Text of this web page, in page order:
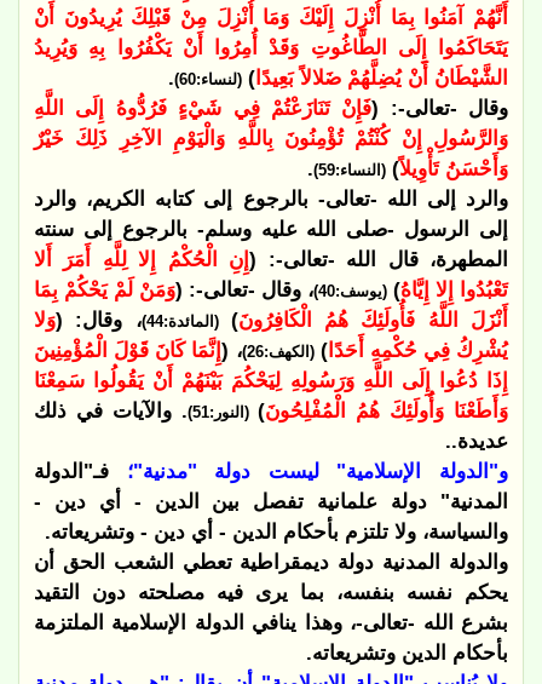
أَنَّهُمْ آمَنُوا بِمَا أُنْزِلَ إِلَيْكَ وَمَا أُنْزِلَ مِنْ قَبْلِكَ يُرِيدُونَ أَنْ
يَتَحَاكَمُوا إِلَى الطَّاغُوتِ وَقَدْ أُمِرُوا أَنْ يَكْفُرُوا بِهِ وَيُرِيدُ
الشَّيْطَانُ أَنْ يُضِلَّهُمْ ضَلالاً بَعِيدًا ) (لنساء:60)
.
وقال -تعالى-: (فَإِنْ تَنَازَعْتُمْ فِي شَيْءٍ فَرُدُّوهُ إِلَى اللَّهِ
وَالرَّسُولِ إِنْ كُنْتُمْ تُؤْمِنُونَ بِاللَّهِ وَالْيَوْمِ الآخِرِ ذَلِكَ خَيْرٌ
وَأَحْسَنُ تَأْوِيلاً) (النساء:59)
.
والرد إلى الله -تعالى- بالرجوع إلى كتابه الكريم، والرد
إلى الرسول -صلى الله عليه وسلم- بالرجوع إلى سنته
المطهرة، قال الله -تعالى-: (إِنِ الْحُكْمُ إِلا لِلَّهِ أَمَرَ أَلا
تَعْبُدُوا إِلا إِيَّاهُ) (يوسف:40) ، وقال -تعالى-: (وَمَنْ لَمْ يَحْكُمْ بِمَا
أَنْزَلَ اللَّهُ فَأُولَئِكَ هُمُ الْكَافِرُونَ)(المائدة:44) ، وقال: (وَلا
يُشْرِكُ فِي حُكْمِهِ أَحَدًا)(الكهف:26) ، (إِنَّمَا كَانَ قَوْلَ الْمُؤْمِنِينَ
إِذَا دُعُوا إِلَى اللَّهِ وَرَسُولِهِ لِيَحْكُمَ بَيْنَهُمْ أَنْ يَقُولُوا سَمِعْنَا
وَأَطَعْنَا وَأُولَئِكَ هُمُ الْمُفْلِحُونَ)(النور:51)
. والآيات في ذلك
عديدة..
و"الدولة الإسلامية" ليست دولة "مدنية"؛ فـ"الدولة
المدنية" دولة علمانية تفصل بين الدين - أي دين -
والسياسة، ولا تلتزم بأحكام الدين - أي دين - وتشريعاته.
والدولة المدنية دولة ديمقراطية تعطي الشعب الحق أن
يحكم نفسه بنفسه، بما يرى فيه مصلحته دون التقيد
بشرع الله -تعالى-، وهذا ينافي الدولة الإسلامية الملتزمة
بأحكام الدين وتشريعاته.